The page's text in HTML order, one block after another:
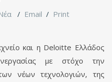
Email Print
και η Deloitte Ελλάδος
με στόχο την
νέων τεχνολογιών, της